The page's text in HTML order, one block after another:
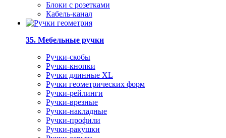
Блоки с розетками
Кабель-канал
35. Мебельные ручки
Ручки-скобы
Ручки-кнопки
Ручки длинные XL
Ручки геометрических форм
Ручки-рейлинги
Ручки-врезные
Ручки-накладные
Ручки-профили
Ручки-ракушки